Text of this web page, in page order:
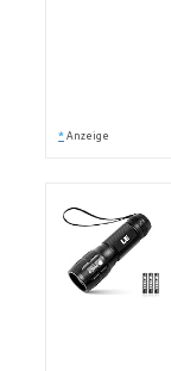
* Anzeige